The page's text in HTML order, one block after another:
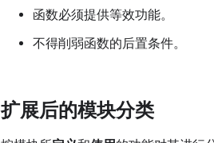
函数必须提供等效功能。
不得削弱函数的后置条件。
扩展后的模块分类